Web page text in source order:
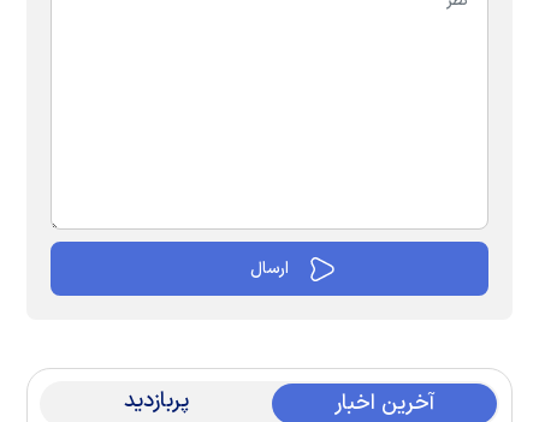
آخرین اخبار پربازدید